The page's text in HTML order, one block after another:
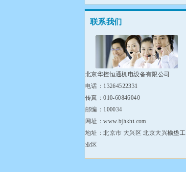
联系我们
北京华控恒通机电设备有限公司
电话：13264522331
传真：010-60846040
邮编：100034
网址：www.bjhkht.com
地址：北京市 大兴区 北京大兴榆垡工
业区